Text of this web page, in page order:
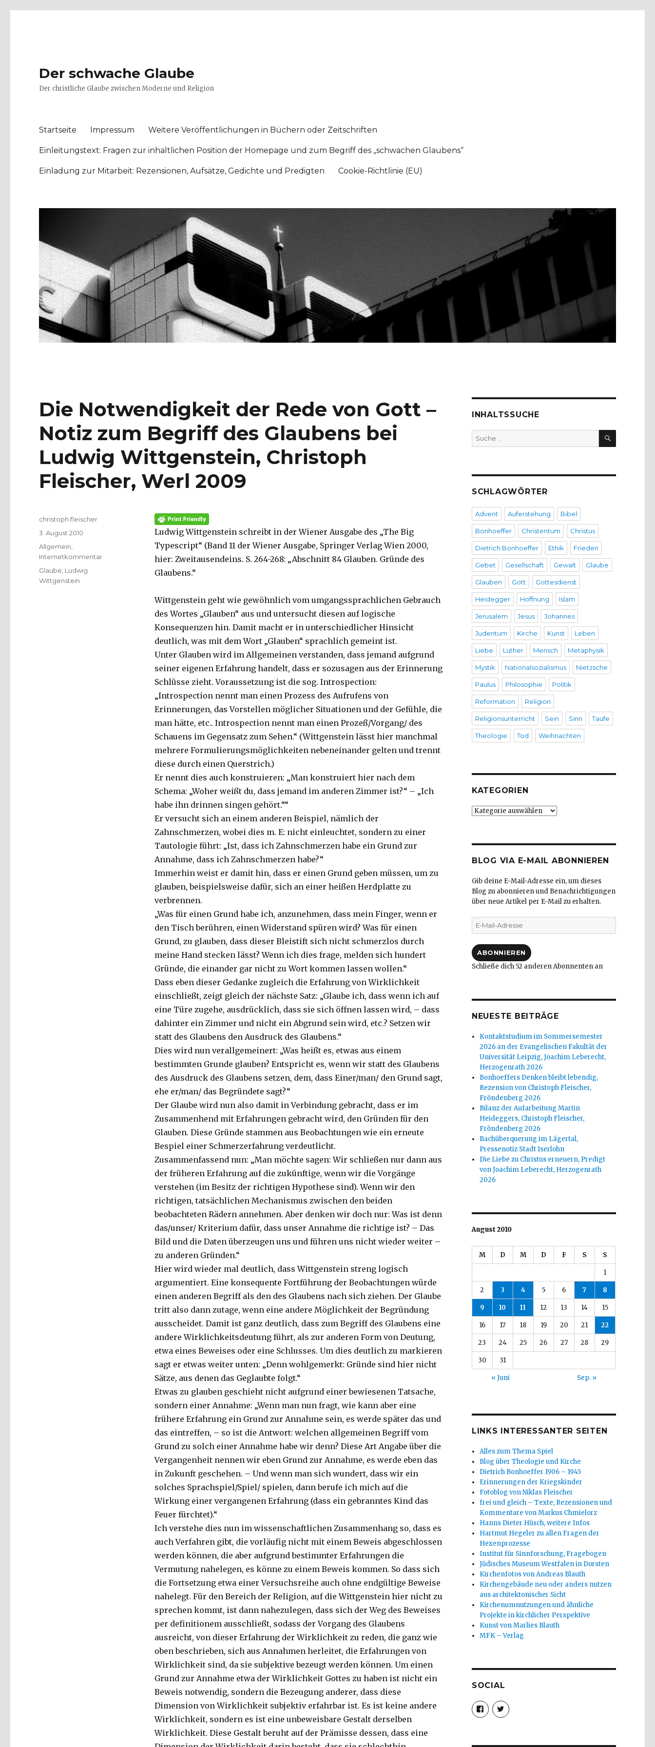
Der schwache Glaube
Der christliche Glaube zwischen Moderne und Religion
Startseite Impressum Weitere Veröffentlichungen in Büchern oder Zeitschriften
Einleitungstext: Fragen zur inhaltlichen Position der Homepage und zum Begriff des „schwachen Glaubens“
Einladung zur Mitarbeit: Rezensionen, Aufsätze, Gedichte und Predigten Cookie-Richtlinie (EU)
Die Notwendigkeit der Rede von Gott –
Notiz zum Begriff des Glaubens bei
Ludwig Wittgenstein, Christoph
Fleischer, Werl 2009
Ludwig Wittgenstein schreibt in der Wiener Ausgabe des „The Big
Typescript“ (Band 11 der Wiener Ausgabe, Springer Verlag Wien 2000,
hier: Zweitausendeins. S. 264-268: „Abschnitt 84 Glauben. Gründe des
Glaubens.“
Wittgenstein geht wie gewöhnlich vom umgangssprachlichen Gebrauch
des Wortes „Glauben“ aus und untersucht diesen auf logische
Konsequenzen hin. Damit macht er in unterschiedlicher Hinsicht
deutlich, was mit dem Wort „Glauben“ sprachlich gemeint ist.
Unter Glauben wird im Allgemeinen verstanden, dass jemand aufgrund
seiner eigenen Erfahrung handelt, dass er sozusagen aus der Erinnerung
Schlüsse zieht. Voraussetzung ist die sog. Introspection:
„Introspection nennt man einen Prozess des Aufrufens von
Erinnerungen, das Vorstellen möglicher Situationen und der Gefühle, die
man hätte, etc.. Introspection nennt man einen Prozeß/Vorgang/ des
Schauens im Gegensatz zum Sehen.“ (Wittgenstein lässt hier manchmal
mehrere Formulierungsmöglichkeiten nebeneinander gelten und trennt
diese durch einen Querstrich.)
Er nennt dies auch konstruieren: „Man konstruiert hier nach dem
Schema: „Woher weißt du, dass jemand im anderen Zimmer ist?“ – „Ich
habe ihn drinnen singen gehört.““
Er versucht sich an einem anderen Beispiel, nämlich der
Zahnschmerzen, wobei dies m. E: nicht einleuchtet, sondern zu einer
Tautologie führt: „Ist, dass ich Zahnschmerzen habe ein Grund zur
Annahme, dass ich Zahnschmerzen habe?“
Immerhin weist er damit hin, dass er einen Grund geben müssen, um zu
glauben, beispielsweise dafür, sich an einer heißen Herdplatte zu
verbrennen.
„Was für einen Grund habe ich, anzunehmen, dass mein Finger, wenn er
den Tisch berühren, einen Widerstand spüren wird? Was für einen
Grund, zu glauben, dass dieser Bleistift sich nicht schmerzlos durch
meine Hand stecken lässt? Wenn ich dies frage, melden sich hundert
Gründe, die einander gar nicht zu Wort kommen lassen wollen.“
Dass eben dieser Gedanke zugleich die Erfahrung von Wirklichkeit
einschließt, zeigt gleich der nächste Satz: „Glaube ich, dass wenn ich auf
eine Türe zugehe, ausdrücklich, dass sie sich öffnen lassen wird, – dass
dahinter ein Zimmer und nicht ein Abgrund sein wird, etc.? Setzen wir
statt des Glaubens den Ausdruck des Glaubens.“
Dies wird nun verallgemeinert: „Was heißt es, etwas aus einem
bestimmten Grunde glauben? Entspricht es, wenn wir statt des Glaubens
des Ausdruck des Glaubens setzen, dem, dass Einer/man/ den Grund sagt,
ehe er/man/ das Begründete sagt?“
Der Glaube wird nun also damit in Verbindung gebracht, dass er im
Zusammenhend mit Erfahrungen gebracht wird, den Gründen für den
Glauben. Diese Gründe stammen aus Beobachtungen wie ein erneute
Bespiel einer Schmerzerfahrung verdeutlicht.
Zusammenfassend nun: „Man möchte sagen: Wir schließen nur dann aus
der früheren Erfahrung auf die zukünftige, wenn wir die Vorgänge
verstehen (im Besitz der richtigen Hypothese sind). Wenn wir den
richtigen, tatsächlichen Mechanismus zwischen den beiden
beobachteten Rädern annehmen. Aber denken wir doch nur: Was ist denn
das/unser/ Kriterium dafür, dass unser Annahme die richtige ist? – Das
Bild und die Daten überzeugen uns und führen uns nicht wieder weiter –
zu anderen Gründen.“
Hier wird wieder mal deutlich, dass Wittgenstein streng logisch
argumentiert. Eine konsequente Fortführung der Beobachtungen würde
einen anderen Begriff als den des Glaubens nach sich ziehen. Der Glaube
tritt also dann zutage, wenn eine andere Möglichkeit der Begründung
ausscheidet. Damit ist ganz deutlich, dass zum Begriff des Glaubens eine
andere Wirklichkeitsdeutung führt, als zur anderen Form von Deutung,
etwa eines Beweises oder eine Schlusses. Um dies deutlich zu markieren
sagt er etwas weiter unten: „Denn wohlgemerkt: Gründe sind hier nicht
Sätze, aus denen das Geglaubte folgt.“
Etwas zu glauben geschieht nicht aufgrund einer bewiesenen Tatsache,
sondern einer Annahme: „Wenn man nun fragt, wie kann aber eine
frühere Erfahrung ein Grund zur Annahme sein, es werde später das und
das eintreffen, – so ist die Antwort: welchen allgemeinen Begriff vom
Grund zu solch einer Annahme habe wir denn? Diese Art Angabe über die
Vergangenheit nennen wir eben Grund zur Annahme, es werde eben das
in Zukunft geschehen. – Und wenn man sich wundert, dass wir ein
solches Sprachspiel/Spiel/ spielen, dann berufe ich mich auf die
Wirkung einer vergangenen Erfahrung (dass ein gebranntes Kind das
Feuer fürchtet).“
Ich verstehe dies nun im wissenschaftlichen Zusammenhang so, dass es
auch Verfahren gibt, die vorläufig nicht mit einem Beweis abgeschlossen
werden können, die aber aufgrund bestimmter Erfahrungen die
Vermutung nahelegen, es könne zu einem Beweis kommen. So dass sich
die Fortsetzung etwa einer Versuchsreihe auch ohne endgültige Beweise
nahelegt. Für den Bereich der Religion, auf die Wittgenstein hier nicht zu
sprechen kommt, ist dann nahezulegen, dass sich der Weg des Beweises
per definitionem ausschließt, sodass der Vorgang des Glaubens
ausreicht, von dieser Erfahrung der Wirklichkeit zu reden, die ganz wie
oben beschrieben, sich aus Annahmen herleitet, die Erfahrungen von
Wirklichkeit sind, da sie subjektive bezeugt werden können. Um einen
Grund zur Annahme etwa der Wirklichkeit Gottes zu haben ist nicht ein
Beweis notwendig, sondern die Bezeugung anderer, dass diese
Dimension von Wirklichkeit subjektiv erfahrbar ist. Es ist keine andere
Wirklichkeit, sondern es ist eine unbeweisbare Gestalt derselben
Wirklichkeit. Diese Gestalt beruht auf der Prämisse dessen, dass eine
Autor
christoph.fleischer
Veröffentlicht
am
3. August 2010
Kategorien
Allgemein
Internetkommentar
Schlagwörter
Glaube Ludwig
Wittgenstein
INHALTSSUCHE
Suche
nach:
SUCHEN
SCHLAGWÖRTER
Advent Auferstehung Bibel
Bonhoeffer Christentum Christus
Dietrich Bonhoeffer Ethik Frieden
Gebet Gesellschaft Gewalt Glaube
Glauben Gott Gottesdienst
Heidegger Hoffnung Islam
Jerusalem Jesus Johannes
Judentum Kirche Kunst Leben
Liebe Luther Mensch Metaphysik
Mystik Nationalsozialismus Nietzsche
Paulus Philosophie Politik
Reformation Religion
Religionsunterricht Sein Sinn Taufe
Theologie Tod Weihnachten
KATEGORIEN
Kategorien
BLOG VIA E-MAIL ABONNIEREN
Gib deine E-Mail-Adresse ein, um dieses
Blog zu abonnieren und Benachrichtigungen
über neue Artikel per E-Mail zu erhalten.
E-
Mail-
ABONNIEREN
Schließe dich 52 anderen Abonnenten an
NEUESTE BEITRÄGE
Kontaktstudium im Sommersemester
2026 an der Evangelischen Fakultät der
Universität Leipzig, Joachim Leberecht,
Herzogenrath 2026
Bonhoeffers Denken bleibt lebendig,
Rezension von Christoph Fleischer,
Fröndenberg 2026
Bilanz der Aufarbeitung Martin
Heideggers, Christoph Fleischer,
Fröndenberg 2026
Bachüberquerung im Lägertal,
Pressenotiz Stadt Iserlohn
Die Liebe zu Christus erneuern, Predigt
von Joachim Leberecht, Herzogenrath
2026
August 2010
M D M D F S S
1
2 3 4 5 6 7 8
9 10 11 12 13 14 15
16 17 18 19 20 21 22
23 24 25 26 27 28 29
30 31
« Juni Sep. »
LINKS INTERESSANTER SEITEN
Alles zum Thema Spiel
Blog über Theologie und Kirche
Dietrich Bonhoeffer 1906 – 1945
Erinnerungen der Kriegskinder
Fotoblog von Niklas Fleischer
frei und gleich – Texte, Rezensionen und
Kommentare von Markus Chmielorz
Hanns Dieter Hüsch, weitere Infos
Hartmut Hegeler zu allen Fragen der
Hexenprozesse
Institut für Sinnforschung, Fragebogen
Jüdisches Museum Westfalen in Dorsten
Kirchenfotos von Andreas Blauth
Kirchengebäude neu oder anders nutzen
aus architektonischer Sicht
Kirchenumnutzungen und ähnliche
Projekte in kirchlicher Perspektive
Kunst von Marlies Blauth
MFK – Verlag
SOCIAL
Profil
von
christoph.fleischer1
anzeigen
Profil
von
anzeigen